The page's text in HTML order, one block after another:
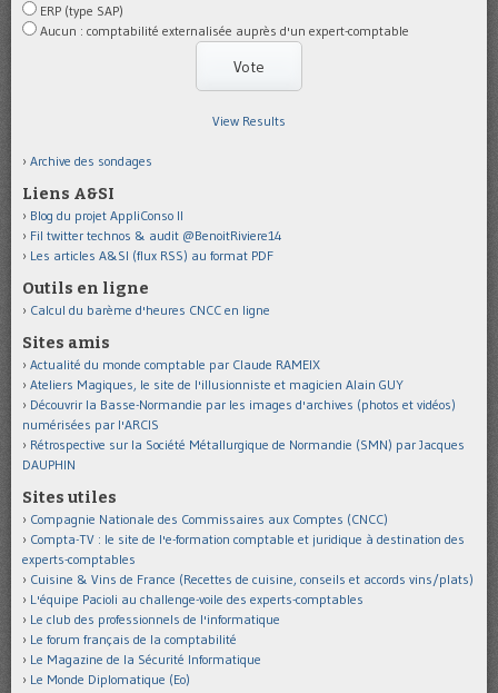
ERP (type SAP)
Aucun : comptabilité externalisée auprès d'un expert-comptable
View Results
Archive des sondages
Liens A&SI
Blog du projet AppliConso II
Fil twitter technos & audit @BenoitRiviere14
Les articles A&SI (flux RSS) au format PDF
Outils en ligne
Calcul du barème d'heures CNCC en ligne
Sites amis
Actualité du monde comptable par Claude RAMEIX
Ateliers Magiques, le site de l'illusionniste et magicien Alain GUY
Découvrir la Basse-Normandie par les images d'archives (photos et vidéos)
numérisées par l'ARCIS
Rétrospective sur la Société Métallurgique de Normandie (SMN) par Jacques
DAUPHIN
Sites utiles
Compagnie Nationale des Commissaires aux Comptes (CNCC)
Compta-TV : le site de l'e-formation comptable et juridique à destination des
experts-comptables
Cuisine & Vins de France (Recettes de cuisine, conseils et accords vins/plats)
L'équipe Pacioli au challenge-voile des experts-comptables
Le club des professionnels de l'informatique
Le forum français de la comptabilité
Le Magazine de la Sécurité Informatique
Le Monde Diplomatique (Eo)